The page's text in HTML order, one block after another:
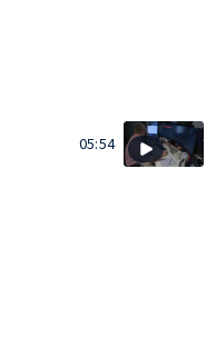
05:54